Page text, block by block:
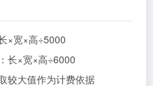
×宽×高÷5000
长×宽×高÷6000
较大值作为计费依据